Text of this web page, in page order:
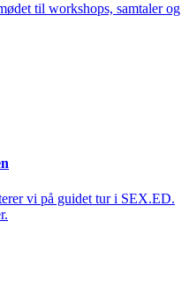
til workshops, samtaler og
vi på guidet tur i SEX.ED.